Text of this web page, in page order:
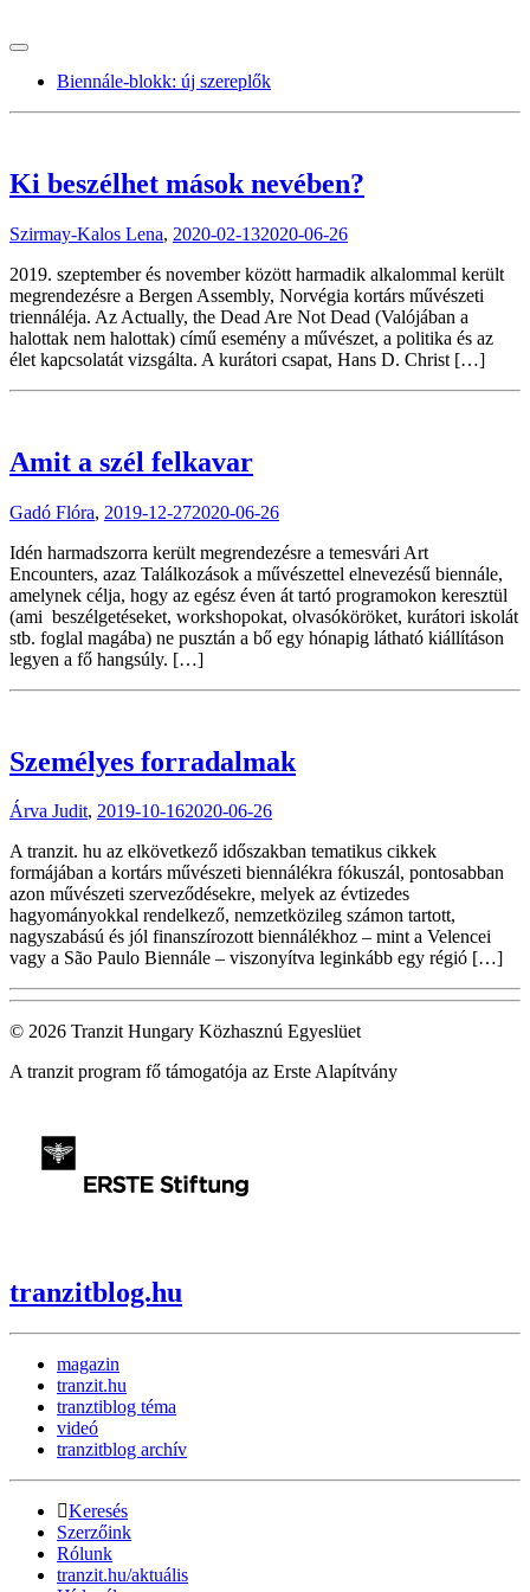
Biennále-blokk: új szereplők
Ki beszélhet mások nevében?
Szirmay-Kalos Lena, 2020-02-132020-06-26
2019. szeptember és november között harmadik alkalommal került
megrendezésre a Bergen Assembly, Norvégia kortárs művészeti
triennáléja. Az Actually, the Dead Are Not Dead (Valójában a
halottak nem halottak) című esemény a művészet, a politika és az
élet kapcsolatát vizsgálta. A kurátori csapat, Hans D. Christ […]
Amit a szél felkavar
Gadó Flóra, 2019-12-272020-06-26
Idén harmadszorra került megrendezésre a temesvári Art
Encounters, azaz Találkozások a művészettel elnevezésű biennále,
amelynek célja, hogy az egész éven át tartó programokon keresztül
(ami beszélgetéseket, workshopokat, olvasóköröket, kurátori iskolát
stb. foglal magába) ne pusztán a bő egy hónapig látható kiállításon
legyen a fő hangsúly. […]
Személyes forradalmak
Árva Judit, 2019-10-162020-06-26
A tranzit. hu az elkövetkező időszakban tematikus cikkek
formájában a kortárs művészeti biennálékra fókuszál, pontosabban
azon művészeti szerveződésekre, melyek az évtizedes
hagyományokkal rendelkező, nemzetközileg számon tartott,
nagyszabású és jól finanszírozott biennálékhoz – mint a Velencei
vagy a São Paulo Biennále – viszonyítva leginkább egy régió […]
© 2026 Tranzit Hungary Közhasznú Egyeslüet
A tranzit program fő támogatója az Erste Alapítvány
tranzitblog.hu
magazin
tranzit.hu
tranztiblog téma
videó
tranzitblog archív
Keresés
Szerzőink
Rólunk
tranzit.hu/aktuális